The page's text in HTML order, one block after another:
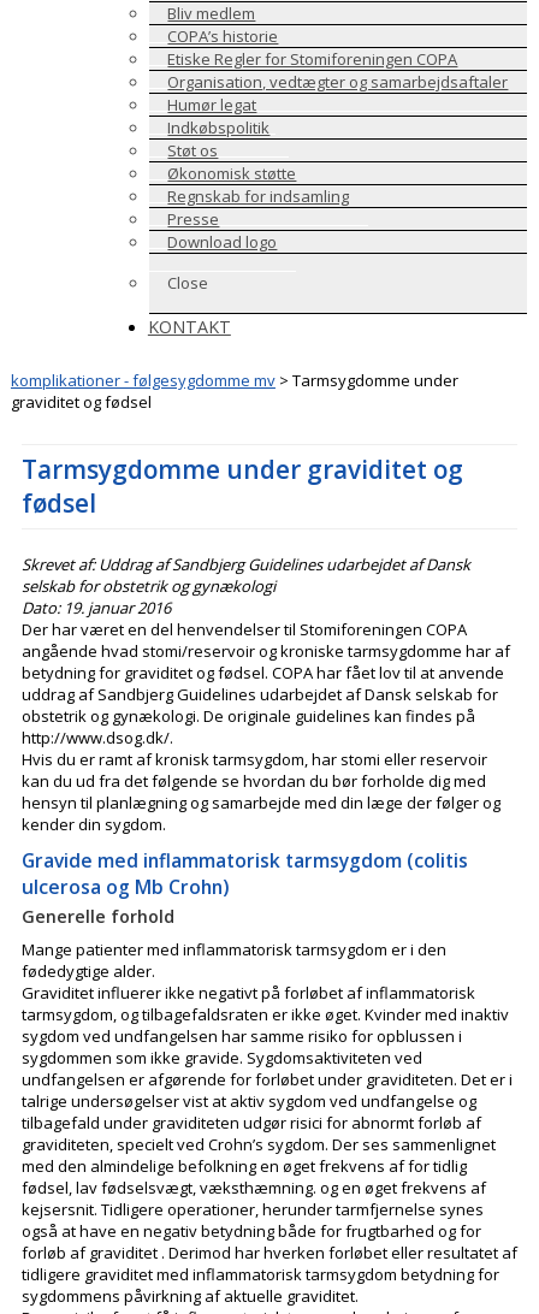
Bliv medlem
COPA’s historie
Etiske Regler for Stomiforeningen COPA
Organisation, vedtægter og samarbejdsaftaler
Humør legat
Indkøbspolitik
Støt os
Økonomisk støtte
Regnskab for indsamling
Presse
Download logo
Close
KONTAKT
komplikationer - følgesygdomme mv> Tarmsygdomme under
graviditet og fødsel
Tarmsygdomme under graviditet og
fødsel
Skrevet af: Uddrag af Sandbjerg Guidelines udarbejdet af Dansk
selskab for obstetrik og gynækologi
Dato: 19. januar 2016
Der har været en del henvendelser til Stomiforeningen COPA
angående hvad stomi/reservoir og kroniske tarmsygdomme har af
betydning for graviditet og fødsel. COPA har fået lov til at anvende
uddrag af Sandbjerg Guidelines udarbejdet af Dansk selskab for
obstetrik og gynækologi. De originale guidelines kan findes på
http://www.dsog.dk/.
Hvis du er ramt af kronisk tarmsygdom, har stomi eller reservoir
kan du ud fra det følgende se hvordan du bør forholde dig med
hensyn til planlægning og samarbejde med din læge der følger og
kender din sygdom.
Gravide med inflammatorisk tarmsygdom (colitis
ulcerosa og Mb Crohn)
Generelle forhold
Mange patienter med inflammatorisk tarmsygdom er i den
fødedygtige alder.
Graviditet influerer ikke negativt på forløbet af inflammatorisk
tarmsygdom, og tilbagefaldsraten er ikke øget. Kvinder med inaktiv
sygdom ved undfangelsen har samme risiko for opblussen i
sygdommen som ikke gravide. Sygdomsaktiviteten ved
undfangelsen er afgørende for forløbet under graviditeten. Det er i
talrige undersøgelser vist at aktiv sygdom ved undfangelse og
tilbagefald under graviditeten udgør risici for abnormt forløb af
graviditeten, specielt ved Crohn’s sygdom. Der ses sammenlignet
med den almindelige befolkning en øget frekvens af for tidlig
fødsel, lav fødselsvægt, væksthæmning. og en øget frekvens af
kejsersnit. Tidligere operationer, herunder tarmfjernelse synes
også at have en negativ betydning både for frugtbarhed og for
forløb af graviditet . Derimod har hverken forløbet eller resultatet af
tidligere graviditet med inflammatorisk tarmsygdom betydning for
sygdommens påvirkning af aktuelle graviditet.